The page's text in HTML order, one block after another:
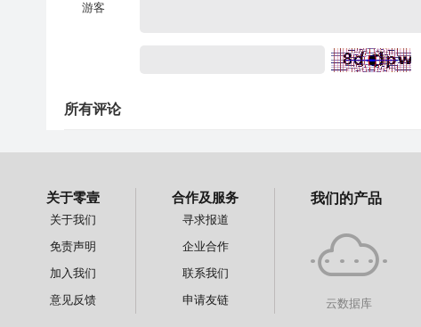
游客
所有评论
关于零壹
关于我们
免责声明
加入我们
意见反馈
合作及服务
寻求报道
企业合作
联系我们
申请友链
我们的产品
云数据库